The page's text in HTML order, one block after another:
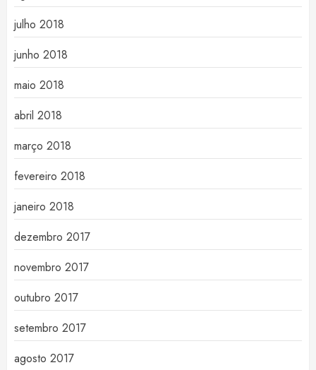
julho 2018
junho 2018
maio 2018
abril 2018
março 2018
fevereiro 2018
janeiro 2018
dezembro 2017
novembro 2017
outubro 2017
setembro 2017
agosto 2017